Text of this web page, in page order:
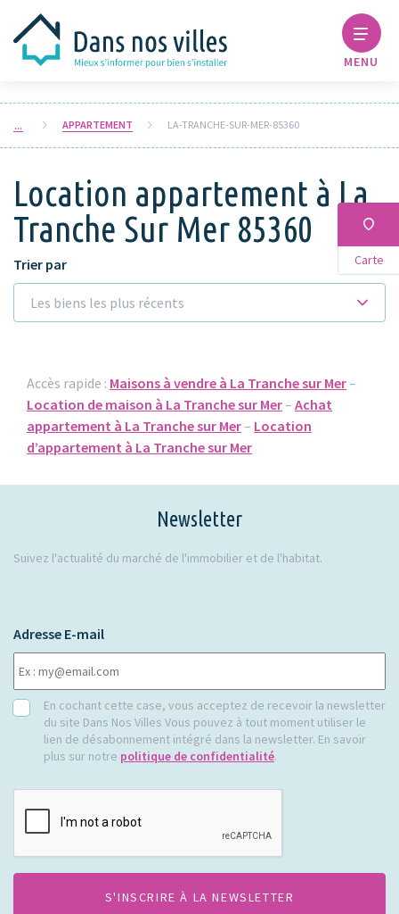
MENU
APPARTEMENT LA-TRANCHE-SUR-MER-85360
Location appartement à La
Tranche Sur Mer 85360
Carte
Trier par
Les biens les plus récents
Accès rapide : Maisons à vendre à La Tranche sur Mer–
Location de maison à La Tranche sur Mer– Achat
appartement à La Tranche sur Mer– Location
d’appartement à La Tranche sur Mer
Newsletter
Suivez l'actualité du marché de l'immobilier et de l'habitat.
Adresse E-mail
RGPDEn cochant cette case, vous acceptez de recevoir la newsletter
du site Dans Nos Villes Vous pouvez à tout moment utiliser le
lien de désabonnement intégré dans la newsletter. En savoir
plus sur notre politique de confidentialité.